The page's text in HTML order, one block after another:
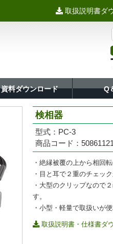
取扱説明書ダ
資料ダウンロード Q
検相器
型式：PC-3
商品コード：
・絶縁被覆の上から相回
・目と耳で２重のチェック
・大型のクリップなので
す。
・小型・軽量で取扱いが便
取扱説明書・仕様書ダ